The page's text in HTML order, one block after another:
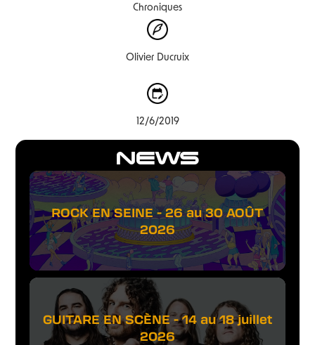
NEWS
ROCK EN SEINE - 26 au 30 AOÛT
2026
GUITARE EN SCÈNE - 14 au 18 juillet
2026
Chroniques
Olivier Ducruix
12/6/2019